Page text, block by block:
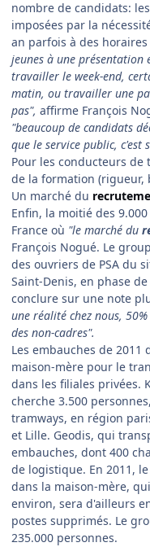
nombre de candidats:
imposées par la
an parfois à des horaires
jeunes à une
travailler le week-end,
matin, ou travailler une
pas", affirme François
"beaucoup de candidats
que le service public,
Pour les conducteurs de
de la formation (rigueur,
Un marché du
Enfin, la moitié des
France où "le marché du
François Nogué. Le
des ouvriers de PSA du
Saint-Denis, en phase
conclure sur une note
une réalité chez nous,
des non-cadres".
Les embauches de
maison-mère pour le
dans les filiales privées.
cherche 3.500
tramways, en région
et Lille. Geodis, qui
embauches, dont 400
de logistique. En 2011,
dans la maison-mère,
environ, sera d'ailleurs
postes supprimés. Le
235.000 personnes.